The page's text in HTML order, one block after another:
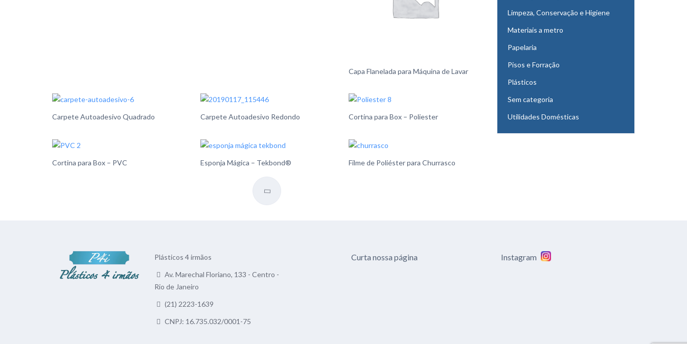
Capa Flanelada para Máquina de Lavar
Carpete Autoadesivo Quadrado Carpete Autoadesivo Redondo Cortina para Box – Poliester
Cortina para Box – PVC Esponja Mágica – Tekbond® Filme de Poliéster para Churrasco
Limpeza, Conservação e Higiene
Materiais a metro
Papelaria
Pisos e Forração
Plásticos
Sem categoria
Utilidades Domésticas
Plásticos 4 irmãos
Av. Marechal Floriano, 133 - Centro -
Rio de Janeiro
(21) 2223-1639
CNPJ: 16.735.032/0001-75
Curta nossa página Instagram